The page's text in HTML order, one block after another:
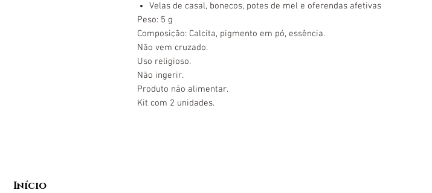
Velas de casal, bonecos, potes de mel e oferendas afetivas
Peso: 5 g
Composição: Calcita, pigmento em pó, essência.
Não vem cruzado.
Uso religioso.
Não ingerir.
Produto não alimentar.
Kit com 2 unidades.
Início